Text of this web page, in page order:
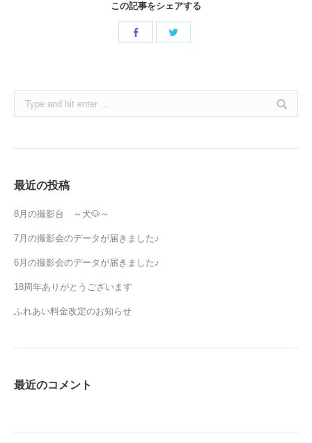
この記事をシェアする
Search:
最近の投稿
8月の撮影台 ～犬🐶～
7月の撮影会のデータが届きました♪
6月の撮影会のデータが届きました♪
18周年ありがとうございます
ふれあい料金改定のお知らせ
最近のコメント